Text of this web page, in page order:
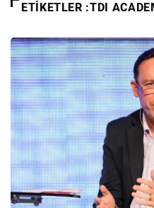
ETIKETLER :TDI